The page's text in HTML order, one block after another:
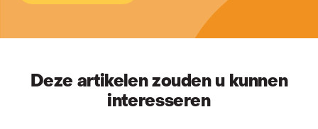
Deze artikelen zouden u kunnen
interesseren